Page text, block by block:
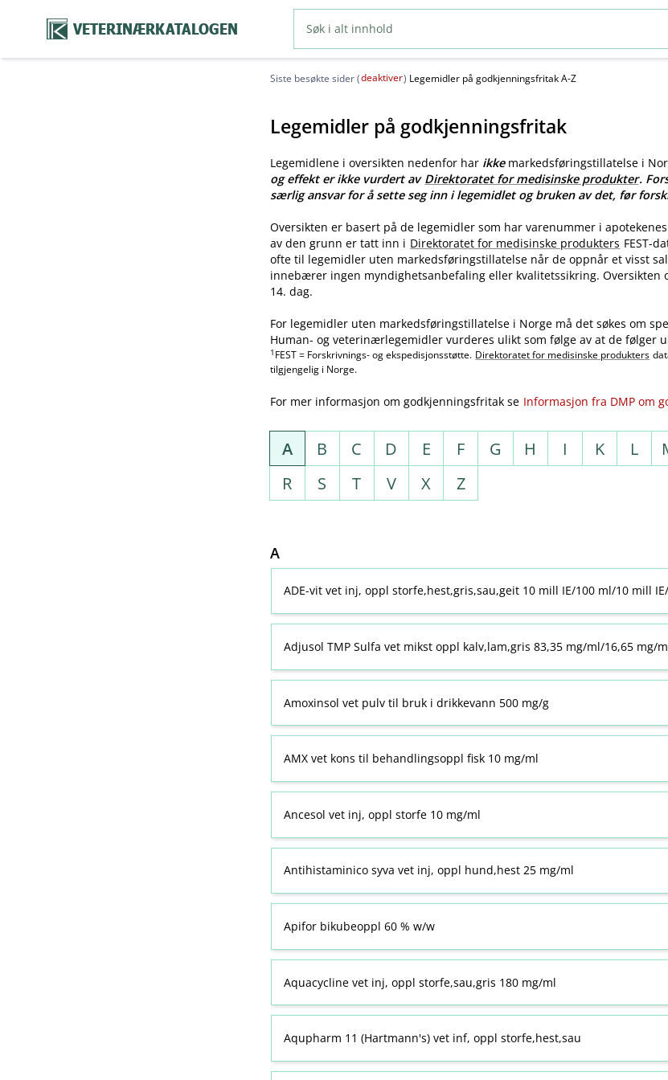
VETERINÆRKATALOGEN
Siste besøkte sider (deaktiver) Legemidler på godkjenningsfritak A-Z
Legemidler på godkjenningsfritak
Legemidlene i oversikten nedenfor har ikkemarkedsføringstillatelse i
og effekt er ikke vurdert av Direktoratet for medisinske produkter.
særlig ansvar for å sette seg inn i legemidlet og bruken av det, før
Oversikten er basert på de legemidler som har varenummer i
av den grunn er tatt inn i Direktoratet for medisinske produkters FEST-
ofte til legemidler uten markedsføringstillatelse når de oppnår et visst
innebærer ingen myndighetsanbefaling eller kvalitetssikring. Oversikten
14. dag.
For legemidler uten markedsføringstillatelse i Norge må det søkes om
Human- og veterinærlegemidler vurderes ulikt som følge av at de følger
1 FEST = Forskrivnings- og ekspedisjonsstøtte. Direktoratet for medisinske produkters
tilgjengelig i Norge.
For mer informasjon om godkjenningsfritak se Informasjon fra DMP om
A B C D E F G H I K L
R
S T V X Z
A
ADE-vit vet inj, oppl storfe,hest,gris,sau,geit 10 mill IE/100 ml/10 mill
Adjusol TMP Sulfa vet mikst oppl kalv,lam,gris 83,35 mg/ml/16,65 mg/
Amoxinsol vet pulv til bruk i drikkevann 500 mg/g
AMX vet kons til behandlingsoppl fisk 10 mg/ml
Ancesol vet inj, oppl storfe 10 mg/ml
Antihistaminico syva vet inj, oppl hund,hest 25 mg/ml
Apifor bikubeoppl 60 % w​/​w
Aquacycline vet inj, oppl storfe,sau,gris 180 mg/ml
Aqupharm 11 (Hartmann's) vet inf, oppl storfe,hest,sau